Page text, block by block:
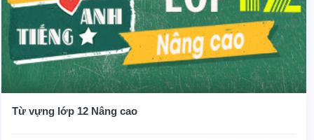
Từ vựng lớp 12 Nâng cao